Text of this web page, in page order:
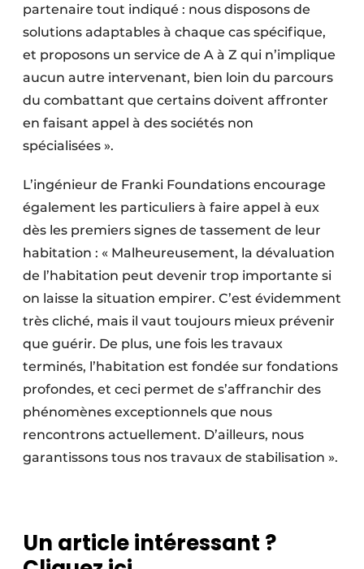
partenaire tout indiqué : nous disposons de
solutions adaptables à chaque cas spécifique,
et proposons un service de A à Z qui n’implique
aucun autre intervenant, bien loin du parcours
du combattant que certains doivent affronter
en faisant appel à des sociétés non
spécialisées ».
L’ingénieur de Franki Foundations encourage
également les particuliers à faire appel à eux
dès les premiers signes de tassement de leur
habitation : « Malheureusement, la dévaluation
de l’habitation peut devenir trop importante si
on laisse la situation empirer. C’est évidemment
très cliché, mais il vaut toujours mieux prévenir
que guérir. De plus, une fois les travaux
terminés, l’habitation est fondée sur fondations
profondes, et ceci permet de s’affranchir des
phénomènes exceptionnels que nous
rencontrons actuellement. D’ailleurs, nous
garantissons tous nos travaux de stabilisation ».
Un article intéressant ?